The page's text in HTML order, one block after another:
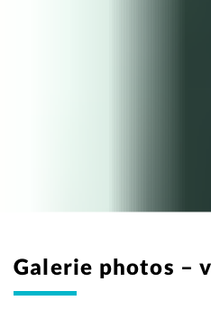
Galerie photos –